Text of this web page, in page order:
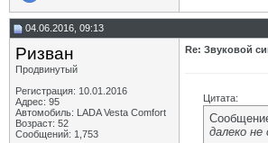
04.06.2016, 09:13
Ризван
Продвинутый
Регистрация: 10.01.2016
Адрес: 95
Автомобиль: LADA Vesta Сomfort
Возраст: 52
Сообщений: 1,753
Re: Звуковой
Цитата:
далеко